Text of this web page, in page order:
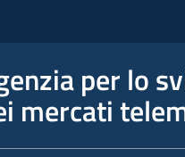
per lo
mercati